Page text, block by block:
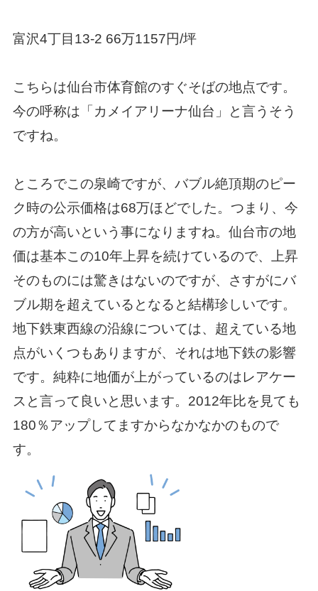
富沢4丁目 13-2 66万1157円/坪
こちらは仙台市体育館のすぐそばの地点です。
今の呼称は「カメイアリーナ仙台」と言うそう
ですね。
ところでこの泉崎ですが、バブル絶頂期のピー
ク時の公示価格は68万ほどでした。つまり、今
の方が高いという事になりますね。仙台市の地
価は基本この10年上昇を続けているので、上昇
そのものには驚きはないのですが、さすがにバ
ブル期を超えているとなると結構珍しいです。
地下鉄東西線の沿線については、超えている地
点がいくつもありますが、それは地下鉄の影響
です。純粋に地価が上がっているのはレアケー
スと言って良いと思います。2012年比を見ても
180％アップしてますからなかなかのもので
す。